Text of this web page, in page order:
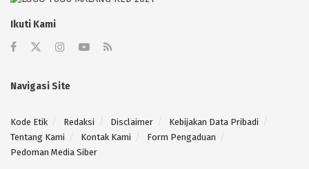
Ikuti Kami
Navigasi Site
Kode Etik Redaksi Disclaimer
Kebijakan Data Pribadi
Tentang Kami
Kontak Kami
Form Pengaduan
Pedoman Media Siber